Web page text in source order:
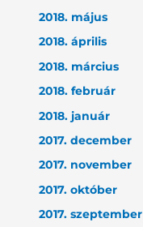
2018. május
2018. április
2018. március
2018. február
2018. január
2017. december
2017. november
2017. október
2017. szeptember